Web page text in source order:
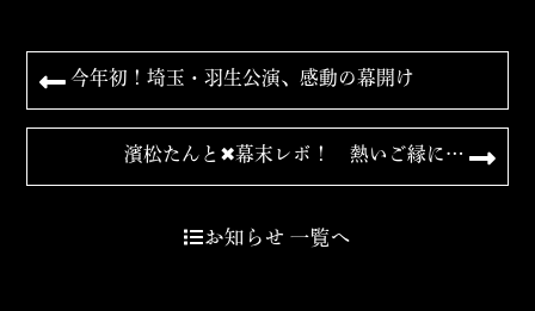
今年初！埼玉・羽生公演、感動の幕開け
濱松たんと✖︎幕末レボ！ 熱いご縁に…
お知らせ 一覧へ